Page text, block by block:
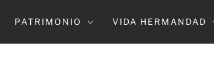
PATRIMONIO VIDA HERMANDAD